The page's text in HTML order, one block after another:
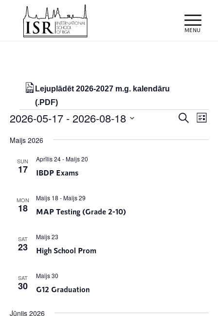
Lejuplādēt 2026-2027 m.g. kalendāru
(.PDF)
Notikumi Meklēt
List
2026-05-17 - 2026-08-18
date.
Maijs 2026
SUN
17 IBDP Exams
Aprīlis 24-Maijs 20
MON
18 MAP Testing (Grade 2-10)
Maijs 18 -Maijs 29
SAT
23 High School Prom
Maijs 23
SAT
30 G12 Graduation
Maijs 30
Jūnijs 2026